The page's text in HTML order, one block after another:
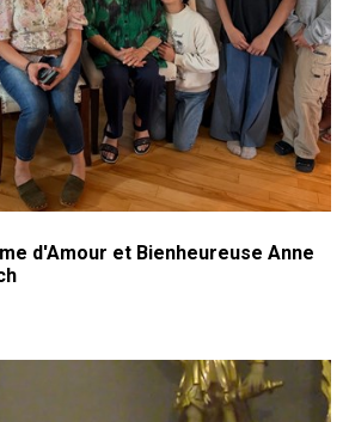
d'Amour et Bienheureuse Anne